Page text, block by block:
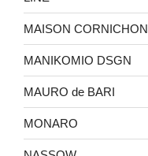
MAISON CORNICHON
MANIKOMIO DSGN
MAURO de BARI
MONARO